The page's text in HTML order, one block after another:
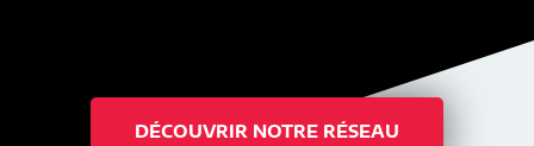
DÉCOUVRIR NOTRE RÉSEAU